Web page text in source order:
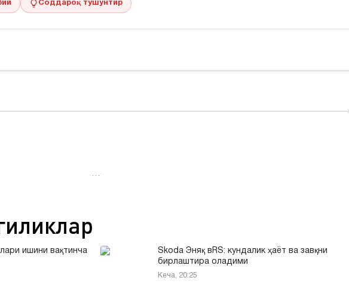
Соддароқ тушунтир
…
ишини вақтинча
Skoda Эняқ вRS: кундалик ҳаёт ва завқни
бирлаштира оладими
Кеча, 20:25